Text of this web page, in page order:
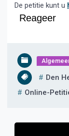
De petitie kunt u
Reageer
Den
Online-
Bericht